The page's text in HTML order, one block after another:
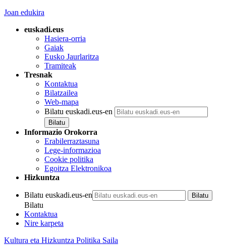
Joan edukira
euskadi.eus
Hasiera-orria
Gaiak
Eusko Jaurlaritza
Tramiteak
Tresnak
Kontaktua
Bilatzailea
Web-mapa
Bilatu euskadi.eus-en
Informazio Orokorra
Erabilerraztasuna
Lege-informazioa
Cookie politika
Egoitza Elektronikoa
Hizkuntza
Bilatu euskadi.eus-en
Bilatu
Kontaktua
Nire karpeta
Kultura eta Hizkuntza Politika Saila